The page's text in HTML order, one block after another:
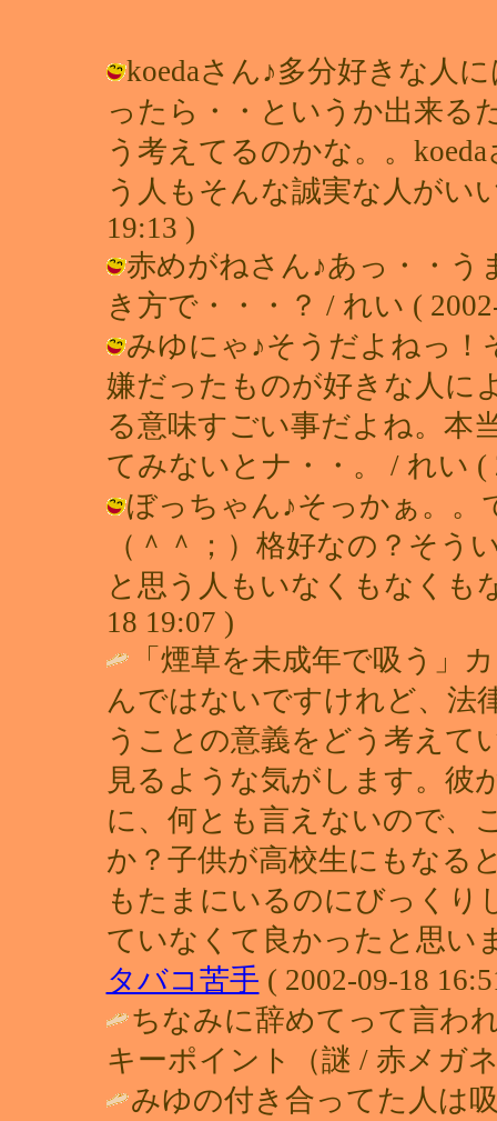
koedaさん♪多分好きな人
ったら・・というか出来る
う考えてるのかな。。
う人もそんな誠実な人がい
19:13 )
赤めがねさん♪あっ・・う
き方で・・・？ / れい (
みゆにゃ♪そうだよねっ！
嫌だったものが好きな人に
る意味すごい事だよね。本
てみないとナ・・。 / れい (
ぼっちゃん♪そっかぁ。。
（＾＾；）格好なの？そ
と思う人もいなくもなくも
18 19:07 )
「煙草を未成年で吸う」
んではないですけれど、法
うことの意義をどう考えて
見るような気がします。彼
に、何とも言えないので、
か？子供が高校生にもなる
もたまにいるのにびっくり
ていなくて良かったと思い
タバコ苦手 ( 2002-09-18
ちなみに辞めてって言わ
キーポイント（謎 / 赤メガ
みゆの付き合ってた人は